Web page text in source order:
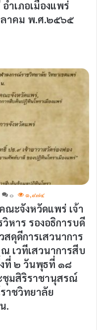
ำเภอเมืองแพร่
ลาคม พ.ศ.๒๕๖๕
๐ ๑,๙๗๔
ณะจังหวัดแพร่ เจ้า
หาร รองอธิการบดี
ดุดีการเสวนาการ
เวทีเสวนาการสีบ
ที่ ๒ วันพุธที่ ๑๘
มสิริราชานุสรณ์
าชวิทยาลัย
.